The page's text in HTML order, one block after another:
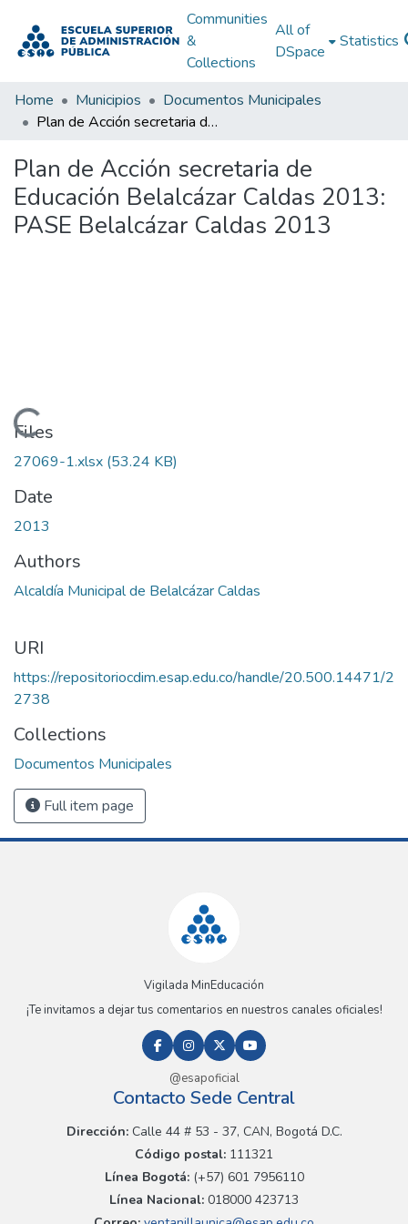
Communities
&
Collections
All of
DSpace
Statistics
Home Municipios
Documentos Municipales
Plan de Acción secretaria de Educación Belalcázar Caldas 2013: PASE Belalcázar Caldas 2013
Plan de Acción secretaria de
Educación Belalcázar Caldas 2013:
PASE Belalcázar Caldas 2013
Loading...
Files
27069-1.xlsx (53.24 KB)
Date
2013
Authors
Alcaldía Municipal de Belalcázar Caldas
URI
https://repositoriocdim.esap.edu.co/handle/20.500.14471/2
2738
Collections
Documentos Municipales
Full item page
Vigilada MinEducación
¡Te invitamos a dejar tus comentarios en nuestros canales oficiales!
@esapoficial
Contacto Sede Central
Dirección:Calle 44 # 53 - 37, CAN, Bogotá D.C.
Código postal: 111321
Línea Bogotá:(+57) 601 7956110
Línea Nacional: 018000 423713